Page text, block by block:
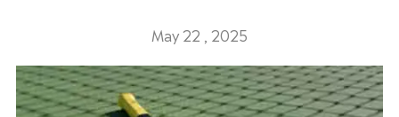
May 22 , 2025